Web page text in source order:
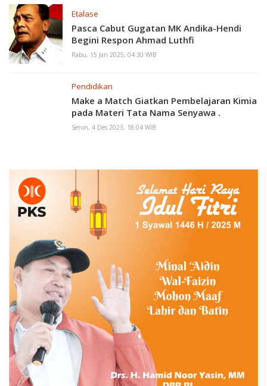
Etalase
Pasca Cabut Gugatan MK Andika-Hendi
Begini Respon Ahmad Luthfi
Rabu, 15 Jan 2025, 04:30 WIB
Pendidikan
Make a Match Giatkan Pembelajaran Kimia
pada Materi Tata Nama Senyawa .
Senin, 4 Des 2023, 18:04 WIB